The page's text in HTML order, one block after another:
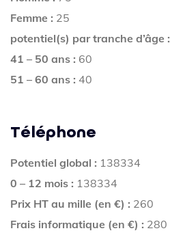
Femme : 25
potentiel(s) par tranche d’âge :
41 – 50 ans : 60
51 – 60 ans : 40
Téléphone
Potentiel global : 138334
0 – 12 mois : 138334
Prix HT au mille (en €) : 260
Frais informatique (en €) : 280